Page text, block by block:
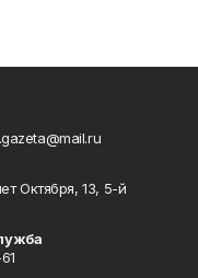
Октября, 13, 5-й